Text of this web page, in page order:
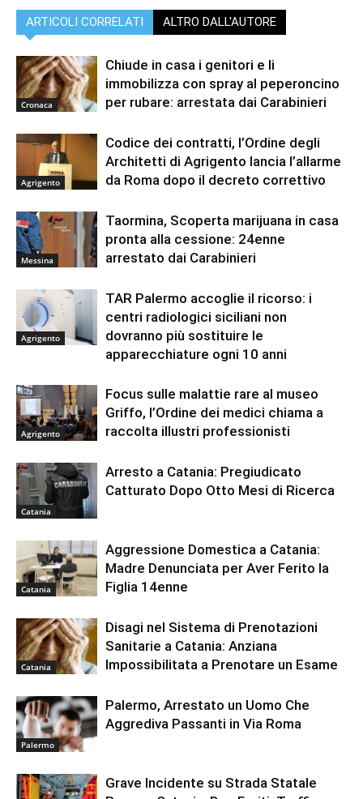
ARTICOLI CORRELATI ALTRO DALL'AUTORE
Cronaca
Chiude in casa i genitori e li
immobilizza con spray al peperoncino
per rubare: arrestata dai Carabinieri
Agrigento
Codice dei contratti, l’Ordine degli
Architetti di Agrigento lancia l’allarme
da Roma dopo il decreto correttivo
Messina
Taormina, Scoperta marijuana in casa
pronta alla cessione: 24enne
arrestato dai Carabinieri
Agrigento
TAR Palermo accoglie il ricorso: i
centri radiologici siciliani non
dovranno più sostituire le
apparecchiature ogni 10 anni
Agrigento
Focus sulle malattie rare al museo
Griffo, l’Ordine dei medici chiama a
raccolta illustri professionisti
Catania
Arresto a Catania: Pregiudicato
Catturato Dopo Otto Mesi di Ricerca
Catania
Aggressione Domestica a Catania:
Madre Denunciata per Aver Ferito la
Figlia 14enne
Catania
Disagi nel Sistema di Prenotazioni
Sanitarie a Catania: Anziana
Impossibilitata a Prenotare un Esame
Palermo
Palermo, Arrestato un Uomo Che
Aggrediva Passanti in Via Roma
Grave Incidente su Strada Statale